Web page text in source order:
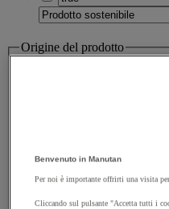
Origine del prodotto
Valore facet
nell'UE(3)
Benvenuto in Manutan
Per noi è importante offrirti una visita
Cliccando sul pulsante "Accetta tutti i